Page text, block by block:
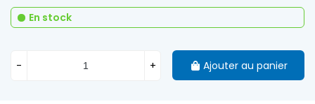
En stock
- + Ajouter au panier